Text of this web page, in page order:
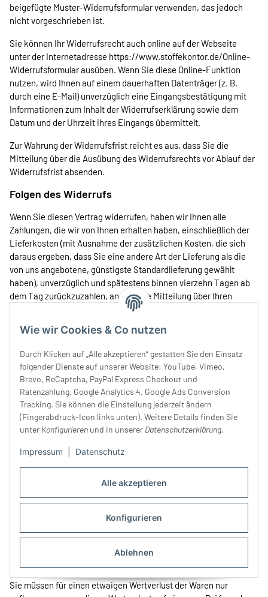
Alle akzeptieren
Konfigurieren
Ablehnen
Wie wir Cookies & Co nutzen
Durch Klicken auf „Alle akzeptieren“ gestatten Sie den Einsatz
folgender Dienste auf unserer Website: YouTube, Vimeo,
Brevo, ReCaptcha, PayPal Express Checkout und
Ratenzahlung, Google Analytics 4, Google Ads Conversion
Tracking. Sie können die Einstellung jederzeit ändern
(Fingerabdruck-Icon links unten). Weitere Details finden Sie
unter Konfigurieren und in unserer Datenschutzerklärung.
Impressum Datenschutz
beigefügte Muster-Widerrufsformular verwenden, das jedoch
nicht vorgeschrieben ist.
Sie können Ihr Widerrufsrecht auch online auf der Webseite
unter der Internetadresse https://www.stoffekontor.de/Online-
Widerrufsformularausüben. Wenn Sie diese Online-Funktion
nutzen, wird Ihnen auf einem dauerhaften Datenträger (z. B.
durch eine E-Mail) unverzüglich eine Eingangsbestätigung mit
Informationen zum Inhalt der Widerrufserklärung sowie dem
Datum und der Uhrzeit ihres Eingangs übermittelt.
Zur Wahrung der Widerrufsfrist reicht es aus, dass Sie die
Mitteilung über die Ausübung des Widerrufsrechts vor Ablauf der
Widerrufsfrist absenden.
Folgen des Widerrufs
Wenn Sie diesen Vertrag widerrufen, haben wir Ihnen alle
Zahlungen, die wir von Ihnen erhalten haben, einschließlich der
Lieferkosten (mit Ausnahme der zusätzlichen Kosten, die sich
daraus ergeben, dass Sie eine andere Art der Lieferung als die
von uns angebotene, günstigste Standardlieferung gewählt
haben), unverzüglich und spätestens binnen vierzehn Tagen ab
dem Tag zurückzuzahlen, an dem die Mitteilung über Ihren
Widerruf dieses Vertrags bei uns eingegangen ist. Für diese
der ursprünglichen Transaktion eingesetzt haben, es sei denn,
mit Ihnen wurde ausdrücklich etwas anderes vereinbart; in
keinem Fall werden Ihnen wegen dieser Rückzahlung Entgelte
berechnet.
Bei Verträgen zur Lieferung von Waren können wir die
Rückzahlung verweigern, bis wir die Waren wieder
zurückerhalten haben oder bis Sie den Nachweis erbracht
haben, dass Sie die Waren zurückgesandt haben, je nachdem,
welches der frühere Zeitpunkt ist.
binnen vierzehn Tagen ab dem Tag, an dem Sie uns über den
Widerruf dieses Vertrags unterrichten, an uns zurückzusenden
oder zu übergeben. Die Frist ist gewahrt, wenn Sie die Waren vor
Ablauf der Frist von vierzehn Tagen absenden.
Sie tragen die unmittelbaren Kosten der Rücksendung der
Sie müssen für einen etwaigen Wertverlust der Waren nur